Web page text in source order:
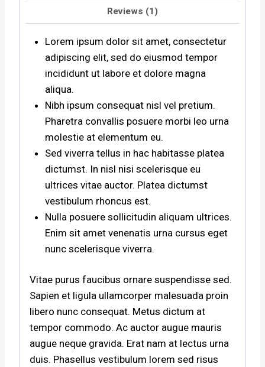
Reviews (1)
Lorem ipsum dolor sit amet, consectetur
adipiscing elit, sed do eiusmod tempor
incididunt ut labore et dolore magna
aliqua.
Nibh ipsum consequat nisl vel pretium.
Pharetra convallis posuere morbi leo urna
molestie at elementum eu.
Sed viverra tellus in hac habitasse platea
dictumst. In nisl nisi scelerisque eu
ultrices vitae auctor. Platea dictumst
vestibulum rhoncus est.
Nulla posuere sollicitudin aliquam ultrices.
Enim sit amet venenatis urna cursus eget
nunc scelerisque viverra.
Vitae purus faucibus ornare suspendisse sed.
Sapien et ligula ullamcorper malesuada proin
libero nunc consequat. Metus dictum at
tempor commodo. Ac auctor augue mauris
augue neque gravida. Erat nam at lectus urna
duis. Phasellus vestibulum lorem sed risus